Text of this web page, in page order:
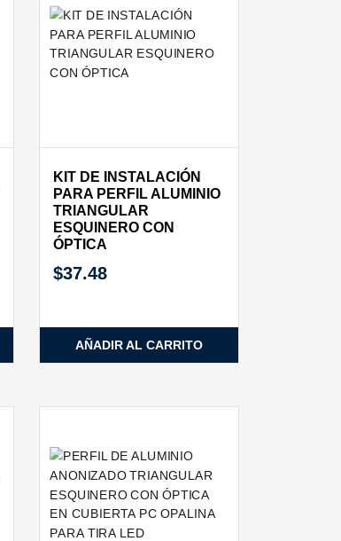
KIT DE INSTALACIÓN
PARA PERFIL ALUMINIO
TRIANGULAR
ESQUINERO CON
ÓPTICA
$37.48
AÑADIR AL CARRITO